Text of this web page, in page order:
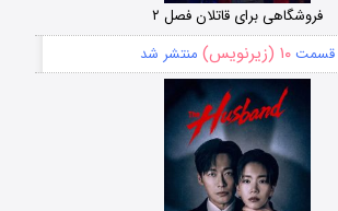
فروشگاهی برای قاتلان فصل ۲
قسمت۱۰ (زیرنویس) منتشر شد